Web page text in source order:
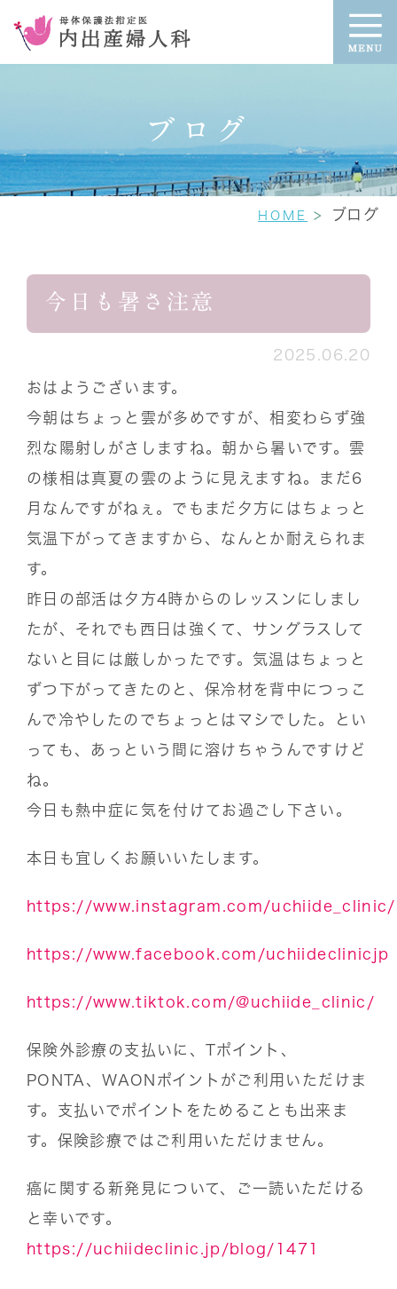
ブログ
HOME ブログ
今日も暑さ注意
2025.06.20
おはようございます。
今朝はちょっと雲が多めですが、相変わらず強
烈な陽射しがさしますね。朝から暑いです。雲
の様相は真夏の雲のように見えますね。まだ6
月なんですがねぇ。でもまだ夕方にはちょっと
気温下がってきますから、なんとか耐えられま
す。
昨日の部活は夕方4時からのレッスンにしまし
たが、それでも西日は強くて、サングラスして
ないと目には厳しかったです。気温はちょっと
ずつ下がってきたのと、保冷材を背中につっこ
んで冷やしたのでちょっとはマシでした。とい
っても、あっという間に溶けちゃうんですけど
ね。
今日も熱中症に気を付けてお過ごし下さい。
本日も宜しくお願いいたします。
https://www.instagram.com/uchiide_clinic/
https://www.facebook.com/uchiideclinicjp
https://www.tiktok.com/@uchiide_clinic/
保険外診療の支払いに、Tポイント、
PONTA、WAONポイントがご利用いただけま
す。支払いでポイントをためることも出来ま
す。保険診療ではご利用いただけません。
癌に関する新発見について、ご一読いただける
と幸いです。
https://uchiideclinic.jp/blog/1471